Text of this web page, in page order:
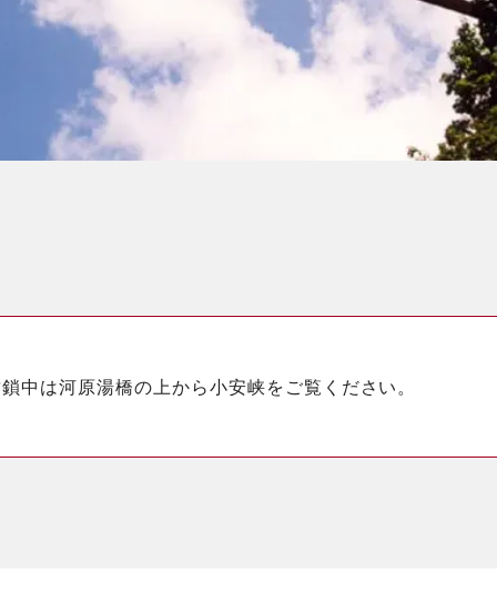
中は河原湯橋の上から小安峡をご覧ください。